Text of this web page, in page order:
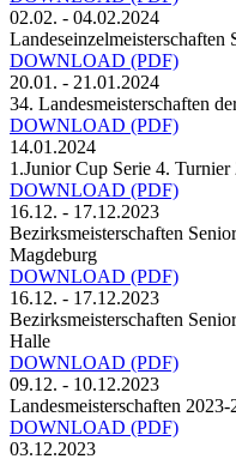
02.02. - 04.02.2024
Landeseinzelmeisterschaften
DOWNLOAD (PDF)
20.01. - 21.01.2024
34. Landesmeisterschaften
DOWNLOAD (PDF)
14.01.2024
1.Junior Cup Serie 4. Turnier
DOWNLOAD (PDF)
16.12. - 17.12.2023
Bezirksmeisterschaften
Magdeburg
DOWNLOAD (PDF)
16.12. - 17.12.2023
Bezirksmeisterschaften
Halle
DOWNLOAD (PDF)
09.12. - 10.12.2023
Landesmeisterschaften
DOWNLOAD (PDF)
03.12.2023